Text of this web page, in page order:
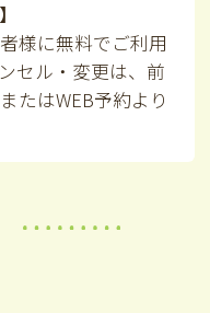
様に無料でご利用
セル・変更は、前
たはWEB予約より